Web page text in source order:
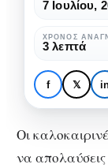
ΒΙΒΛΊΟ
5
αξίζει
πάρεις
μαζί
σου
διακοπές
7 Ιουλίου,
ΧΡΌΝΟΣ
3 λεπτά
f 𝕏
Οι
να απολαύσεις